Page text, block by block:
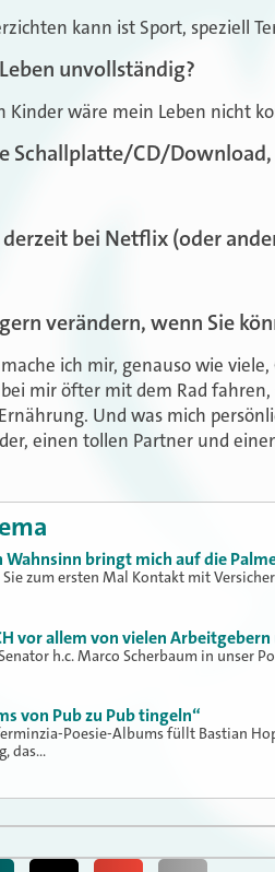
kann ist Sport, speziell
unvollständig?
Kinder wäre mein Leben nicht
Schallplatte/CD/Download,
derzeit bei Netflix (oder
verändern, wenn Sie
ich mir, genauso wie
mir öfter mit dem Rad
Und was mich
einen tollen Partner und
bringt mich auf die
zum ersten Mal Kontakt mit
vor allem von vielen
h.c. Marco Scherbaum in unser
von Pub zu Pub tingeln“
Poesie-Albums füllt Bastian
das…